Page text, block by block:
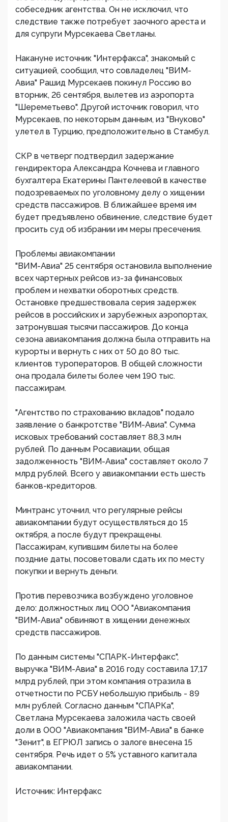
собеседник агентства. Он не исключил, что
следствие также потребует заочного ареста и
для супруги Мурсекаева Светланы.
Накануне источник "Интерфакса", знакомый с
ситуацией, сообщил, что совладелец "ВИМ-
Авиа" Рашид Мурсекаев покинул Россию во
вторник, 26 сентября, вылетев из аэропорта
"Шереметьево". Другой источник говорил, что
Мурсекаев, по некоторым данным, из "Внуково"
улетел в Турцию, предположительно в Стамбул.
СКР в четверг подтвердил задержание
гендиректора Александра Кочнева и главного
бухгалтера Екатерины Пантелеевой в качестве
подозреваемых по уголовному делу о хищении
средств пассажиров. В ближайшее время им
будет предъявлено обвинение, следствие будет
просить суд об избрании им меры пресечения.
Проблемы авиакомпании
"ВИМ-Авиа" 25 сентября остановила выполнение
всех чартерных рейсов из-за финансовых
проблем и нехватки оборотных средств.
Остановке предшествовала серия задержек
рейсов в российских и зарубежных аэропортах,
затронувшая тысячи пассажиров. До конца
сезона авиакомпания должна была отправить на
курорты и вернуть с них от 50 до 80 тыс.
клиентов туроператоров. В общей сложности
она продала билеты более чем 190 тыс.
пассажирам.
"Агентство по страхованию вкладов" подало
заявление о банкротстве​ "ВИМ-Авиа". Сумма
исковых требований составляет 88,3 млн
рублей. По данным Росавиации, общая
задолженность "ВИМ-Авиа" составляет около 7
млрд рублей. Всего у авиакомпании есть шесть
банков-кредиторов.
Минтранс уточнил, что регулярные рейсы
авиакомпании будут осуществляться до 15
октября, а после будут прекращены.
Пассажирам, купившим билеты на более
поздние даты, посоветовали сдать их по месту
покупки и вернуть деньги.
Против перевозчика возбуждено уголовное
дело: должностных лиц ООО "Авиакомпания
"ВИМ-Авиа" обвиняют в хищении денежных
средств пассажиров.
По данным системы "СПАРК-Интерфакс",
выручка "ВИМ-Авиа" в 2016 году составила 17,17
млрд рублей, при этом компания отразила в
отчетности по РСБУ небольшую прибыль - 89
млн рублей. Согласно данным "СПАРКа",
Светлана Мурсекаева заложила часть своей
доли в ООО "Авиакомпания "ВИМ-Авиа" в банке
"Зенит", в ЕГРЮЛ запись о залоге внесена 15
сентября. Речь идет о 5% уставного капитала
авиакомпании.
Источник: Интерфакс